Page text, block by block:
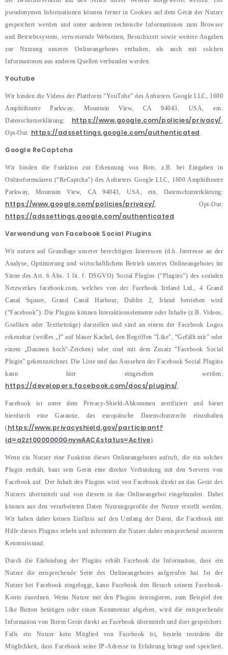
pseudonymen Informationen können ferner in Cookies auf dem Gerät der Nutzer
gespeichert werden und unter anderem technische Informationen zum Browser
und Betriebssystem, verweisende Webseiten, Besuchszeit sowie weitere Angaben
zur Nutzung unseres Onlineangebotes enthalten, als auch mit solchen
Informationen aus anderen Quellen verbunden werden.
Youtube
Wir binden die Videos der Plattform “YouTube” des Anbieters Google LLC, 1600
Amphitheatre Parkway, Mountain View, CA 94043, USA, ein.
Datenschutzerklärung:
https://www.google.com/policies/privacy/,
Opt-Out: https://adssettings.google.com/authenticated .
Google ReCaptcha
Wir binden die Funktion zur Erkennung von Bots, z.B. bei Eingaben in
Onlineformularen (“ReCaptcha”) des Anbieters Google LLC, 1600 Amphitheatre
Parkway, Mountain View, CA 94043, USA, ein. Datenschutzerklärung:
https://www.google.com/policies/privacy/, Opt-Out:
https://adssettings.google.com/authenticated.
Verwendung von Facebook Social Plugins
Wir nutzen auf Grundlage unserer berechtigten Interessen (d.h. Interesse an der
Analyse, Optimierung und wirtschaftlichem Betrieb unseres Onlineangebotes im
Sinne des Art. 6 Abs. 1 lit. f. DSGVO) Social Plugins (“Plugins”) des sozialen
Netzwerkes facebook.com, welches von der Facebook Ireland Ltd., 4 Grand
Canal Square, Grand Canal Harbour, Dublin 2, Irland betrieben wird
(“Facebook”). Die Plugins können Interaktionselemente oder Inhalte (z.B. Videos,
Grafiken oder Textbeiträge) darstellen und sind an einem der Facebook Logos
erkennbar (weißes „f“ auf blauer Kachel, den Begriffen “Like”, “Gefällt mir” oder
einem „Daumen hoch“-Zeichen) oder sind mit dem Zusatz “Facebook Social
Plugin” gekennzeichnet. Die Liste und das Aussehen der Facebook Social Plugins
kann hier eingesehen werden:
https://developers.facebook.com/docs/plugins/.
Facebook ist unter dem Privacy-Shield-Abkommen zertifiziert und bietet
hierdurch eine Garantie, das europäische Datenschutzrecht einzuhalten
(https://www.privacyshield.gov/participant?
id=a2zt0000000GnywAAC&status=Active).
Wenn ein Nutzer eine Funktion dieses Onlineangebotes aufruft, die ein solches
Plugin enthält, baut sein Gerät eine direkte Verbindung mit den Servern von
Facebook auf. Der Inhalt des Plugins wird von Facebook direkt an das Gerät des
Nutzers übermittelt und von diesem in das Onlineangebot eingebunden. Dabei
können aus den verarbeiteten Daten Nutzungsprofile der Nutzer erstellt werden.
Wir haben daher keinen Einfluss auf den Umfang der Daten, die Facebook mit
Hilfe dieses Plugins erhebt und informiert die Nutzer daher entsprechend unserem
Kenntnisstand.
Durch die Einbindung der Plugins erhält Facebook die Information, dass ein
Nutzer die entsprechende Seite des Onlineangebotes aufgerufen hat. Ist der
Nutzer bei Facebook eingeloggt, kann Facebook den Besuch seinem Facebook-
Konto zuordnen. Wenn Nutzer mit den Plugins interagieren, zum Beispiel den
Like Button betätigen oder einen Kommentar abgeben, wird die entsprechende
Information von Ihrem Gerät direkt an Facebook übermittelt und dort gespeichert.
Falls ein Nutzer kein Mitglied von Facebook ist, besteht trotzdem die
Möglichkeit, dass Facebook seine IP-Adresse in Erfahrung bringt und speichert.